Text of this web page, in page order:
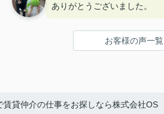
ありがとうございました。
お客様の声一覧
賃貸仲介の仕事をお探しなら株式会社OS